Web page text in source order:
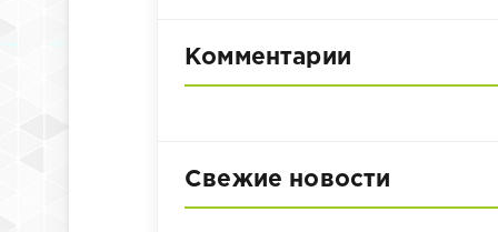
Комментарии
Свежие новости